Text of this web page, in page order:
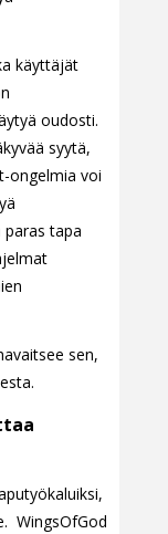
käyttäjät
oudosti.
syytä,
ongelmia voi
paras tapa
sen,
WingsOfGod